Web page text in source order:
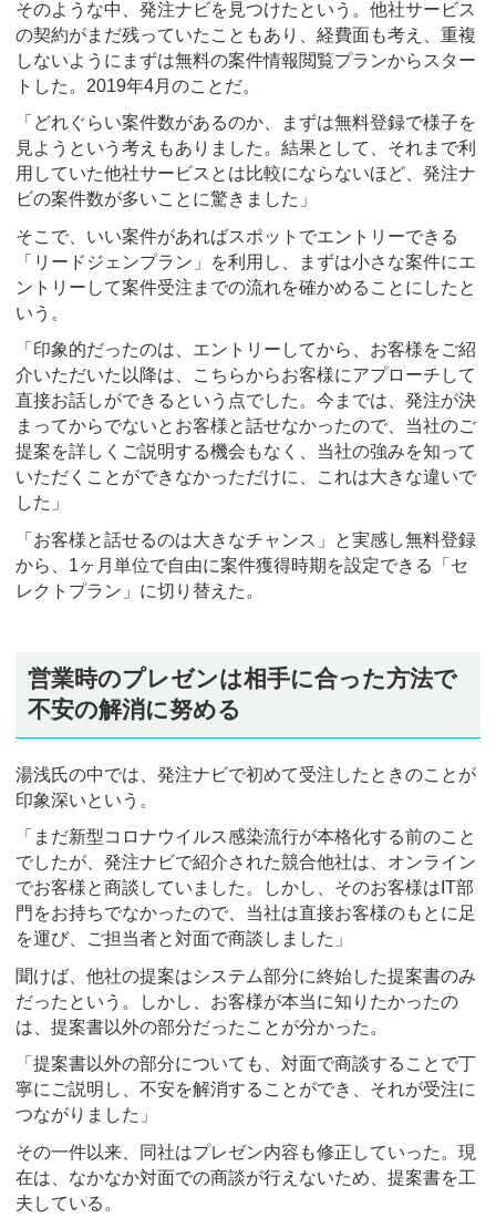
そのような中、発注ナビを見つけたという。他社サービス
の契約がまだ残っていたこともあり、経費面も考え、重複
しないようにまずは無料の案件情報閲覧プランからスター
トした。2019年4月のことだ。
「どれぐらい案件数があるのか、まずは無料登録で様子を
見ようという考えもありました。結果として、それまで利
用していた他社サービスとは比較にならないほど、発注ナ
ビの案件数が多いことに驚きました」
そこで、いい案件があればスポットでエントリーできる
「リードジェンプラン」を利用し、まずは小さな案件にエ
ントリーして案件受注までの流れを確かめることにしたと
いう。
「印象的だったのは、エントリーしてから、お客様をご紹
介いただいた以降は、こちらからお客様にアプローチして
直接お話しができるという点でした。今までは、発注が決
まってからでないとお客様と話せなかったので、当社のご
提案を詳しくご説明する機会もなく、当社の強みを知って
いただくことができなかっただけに、これは大きな違いで
した」
「お客様と話せるのは大きなチャンス」と実感し無料登録
から、1ヶ月単位で自由に案件獲得時期を設定できる「セ
レクトプラン」に切り替えた。
営業時のプレゼンは相手に合った方法で
不安の解消に努める
湯浅氏の中では、発注ナビで初めて受注したときのことが
印象深いという。
「まだ新型コロナウイルス感染流行が本格化する前のこと
でしたが、発注ナビで紹介された競合他社は、オンライン
でお客様と商談していました。しかし、そのお客様はIT部
門をお持ちでなかったので、当社は直接お客様のもとに足
を運び、ご担当者と対面で商談しました」
聞けば、他社の提案はシステム部分に終始した提案書のみ
だったという。しかし、お客様が本当に知りたかったの
は、提案書以外の部分だったことが分かった。
「提案書以外の部分についても、対面で商談することで丁
寧にご説明し、不安を解消することができ、それが受注に
つながりました」
その一件以来、同社はプレゼン内容も修正していった。現
在は、なかなか対面での商談が行えないため、提案書を工
夫している。